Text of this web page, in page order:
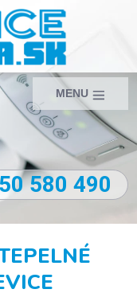
MENU
580 490